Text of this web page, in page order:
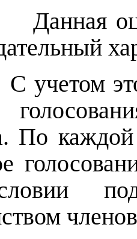
Данная
С учетом
По